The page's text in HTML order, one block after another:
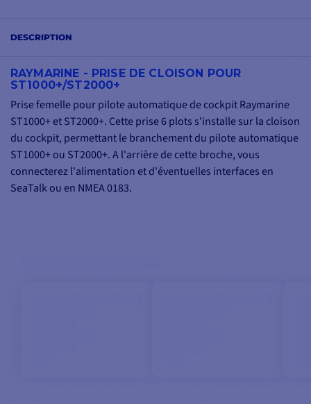
DESCRIPTION
RAYMARINE - PRISE DE CLOISON POUR
ST1000+/ST2000+
Prise femelle pour pilote automatique de cockpit Raymarine
ST1000+ et ST2000+. Cette prise 6 plots s'installe sur la cloison
du cockpit, permettant le branchement du pilote automatique
ST1000+ ou ST2000+. A l'arrière de cette broche, vous
connecterez l'alimentation et d'éventuelles interfaces en
SeaTalk ou en NMEA 0183.